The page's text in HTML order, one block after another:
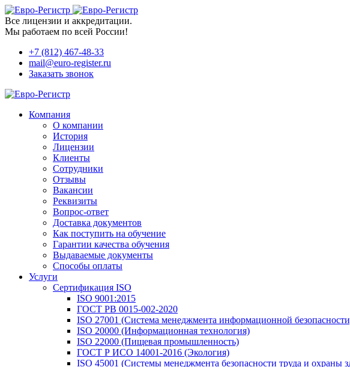
Все лицензии и аккредитации.
Мы работаем по всей России!
+7 (812) 467-48-33
mail@euro-register.ru
Заказать звонок
Компания
О компании
История
Лицензии
Клиенты
Сотрудники
Отзывы
Вакансии
Реквизиты
Вопрос-ответ
Доставка документов
Как поступить на обучение
Гарантии качества обучения
Выдаваемые документы
Способы оплаты
Услуги
Сертификация ISO
ISO 9001:2015
ГОСТ РВ 0015-002-2020
ISO 27001 (Система менеджмента информационной
ISO 20000 (Информационная технология)
ISO 22000 (Пищевая промышленность)
ГОСТ Р ИСО 14001-2016 (Экология)
ISO 45001 (Системы менеджмента безопасности труда и охраны